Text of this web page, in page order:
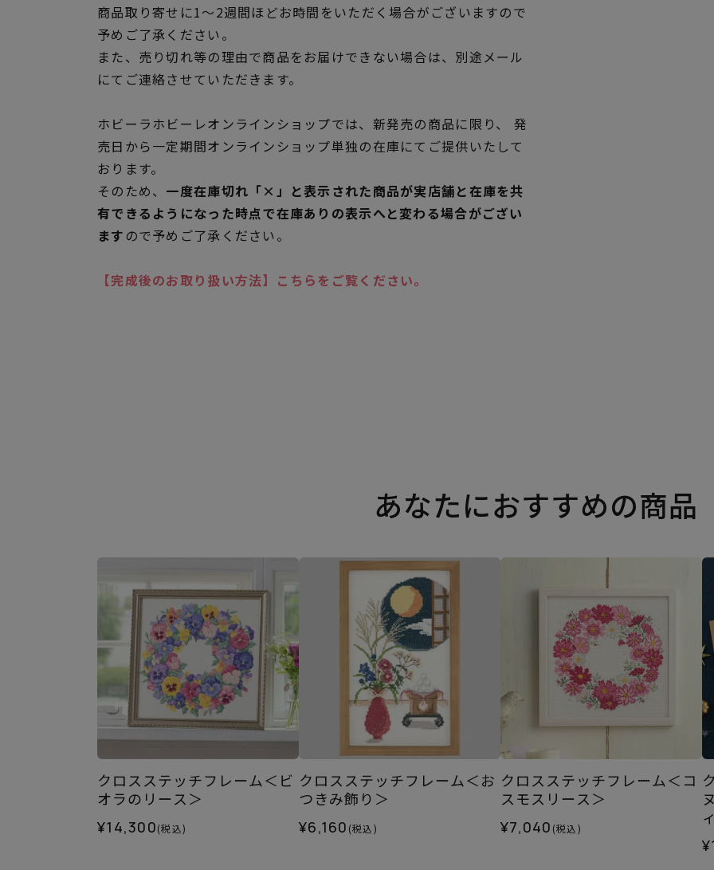
商品取り寄せに1～2週間ほどお時間をいただく場合がございますので
予めご了承ください。
また、売り切れ等の理由で商品をお届けできない場合は、別途メール
にてご連絡させていただきます。
ホビーラホビーレオンラインショップでは、新発売の商品に限り、 発
売日から一定期間オンラインショップ単独の在庫にてご提供いたして
おります。
そのため、 一度在庫切れ「×」と表示された商品が実店舗と在庫を共
有できるようになった時点で在庫ありの表示へと変わる場合がござい
ます ので予めご了承ください。
【完成後のお取り扱い方法】こちらをご覧ください。
あなたにおすすめの商品
クロスステッチフレーム＜ビ
オラのリース＞
¥14,300(税込)
クロスステッチフレーム＜お
つきみ飾り＞
¥6,160 (税込)
クロスステッチフレーム＜コ
スモスリース＞
¥7,040 (税込)